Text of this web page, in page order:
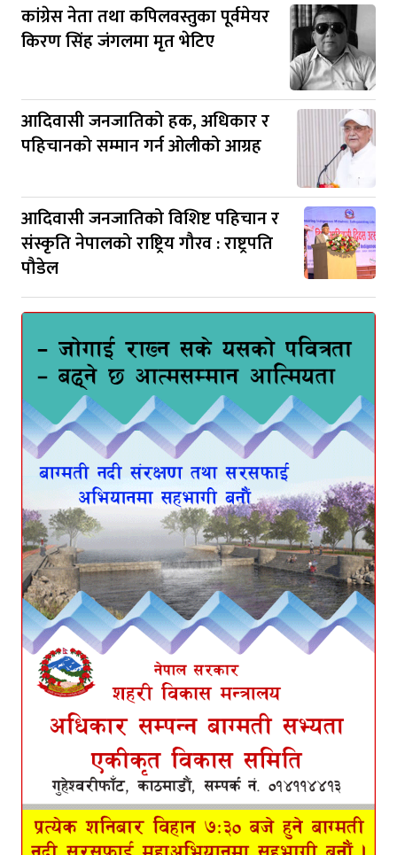
कांग्रेस नेता तथा कपिलवस्तुका पूर्वमेयर
किरण सिंह जंगलमा मृत भेटिए
आदिवासी जनजातिको हक, अधिकार र
पहिचानको सम्मान गर्न ओलीको आग्रह
आदिवासी जनजातिको विशिष्ट पहिचान र
संस्कृति नेपालको राष्ट्रिय गौरव : राष्ट्रपति
पौडेल